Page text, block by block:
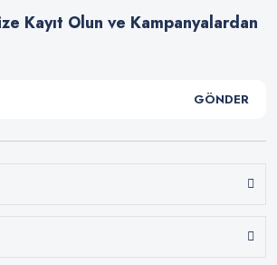
Kayıt Olun ve Kampanyalardan
GÖNDER